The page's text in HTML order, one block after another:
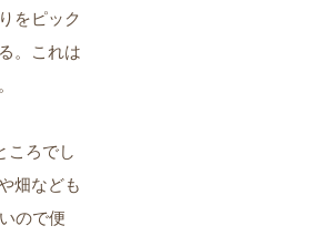
をピック
。これは
ころでし
畑なども
ので便